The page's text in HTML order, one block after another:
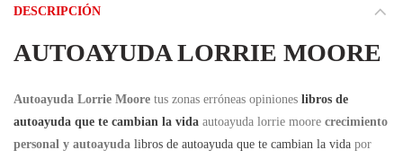
DESCRIPCIÓN
AUTOAYUDA LORRIE MOORE
Autoayuda Lorrie Moore tus zonas erróneas opiniones libros de
autoayuda que te cambian la vida autoayuda lorrie moore crecimiento
personal y autoayuda libros de autoayuda que te cambian la vida por